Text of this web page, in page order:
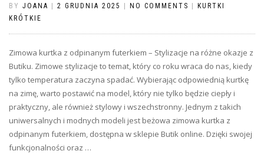
BY JOANA 2 GRUDNIA 2025 NO COMMENTS
KURTKI
KRÓTKIE
Zimowa kurtka z odpinanym futerkiem – Stylizacje na różne okazje z
Butiku. Zimowe stylizacje to temat, który co roku wraca do nas, kiedy
tylko temperatura zaczyna spadać. Wybierając odpowiednią kurtkę
na zimę, warto postawić na model, który nie tylko będzie ciepły i
praktyczny, ale również stylowy i wszechstronny. Jednym z takich
uniwersalnych i modnych modeli jest beżowa zimowa kurtka z
odpinanym futerkiem, dostępna w sklepie Butik online. Dzięki swojej
funkcjonalności oraz …